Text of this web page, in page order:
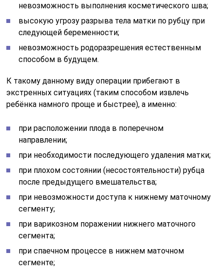
невозможность выполнения косметического шва;
высокую угрозу разрыва тела матки по рубцу при
следующей беременности;
невозможность родоразрешения естественным
способом в будущем.
К такому данному виду операции прибегают в
экстренных ситуациях (таким способом извлечь
ребёнка намного проще и быстрее), а именно:
при расположении плода в поперечном
направлении;
при необходимости последующего удаления матки;
при плохом состоянии (несостоятельности) рубца
после предыдущего вмешательства;
при невозможности доступа к нижнему маточному
сегменту;
при варикозном поражении нижнего маточного
сегмента;
при спаечном процессе в нижнем маточном
сегменте;